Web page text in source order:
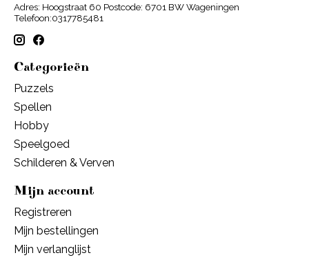
Adres: Hoogstraat 60 Postcode: 6701 BW Wageningen
Telefoon:0317785481
Categorieën
Puzzels
Spellen
Hobby
Speelgoed
Schilderen & Verven
Mijn account
Registreren
Mijn bestellingen
Mijn verlanglijst